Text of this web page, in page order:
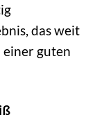
das weit
guten